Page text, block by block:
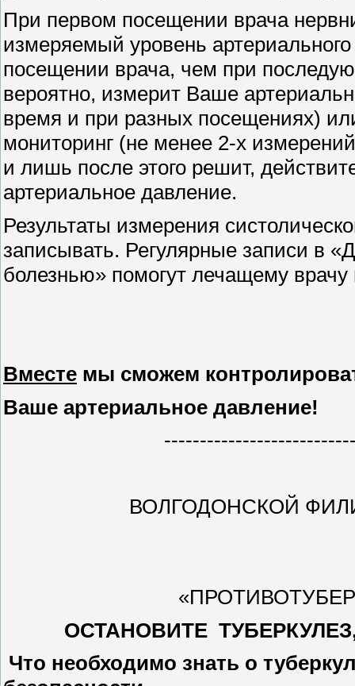
При первом посещении врача
измеряемый уровень
посещении врача, чем при
вероятно, измерит Ваше
время и при разных посещениях)
мониторинг (не менее 2-х
и лишь после этого решит,
артериальное давление.
Результаты измерения
записывать. Регулярные записи в
болезнью» помогут лечащему
Вместе мы сможем
Ваше артериальное давление!
ВОЛГОДОНСКОЙ
ОСТАНОВИТЕ
Что необходимо знать о